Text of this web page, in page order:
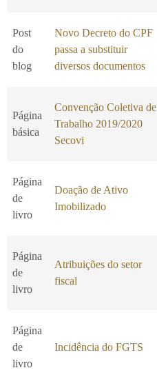
Post
do
blog
Novo Decreto do CPF
passa a substituir
diversos documentos
Página
básica
Convenção Coletiva de
Trabalho 2019/2020
Secovi
Página
de
livro
Doação de Ativo
Imobilizado
Página
de
livro
Atribuições do setor
fiscal
Página
de
livro
Incidência do FGTS